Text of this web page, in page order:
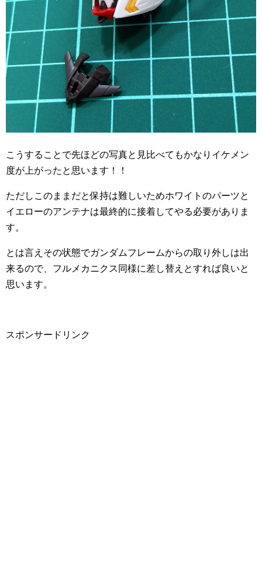
こうすることで先ほどの写真と見比べてもかなりイケメン
度が上がったと思います！！
ただしこのままだと保持は難しいためホワイトのパーツと
イエローのアンテナは最終的に接着してやる必要がありま
す。
とは言えその状態でガンダムフレームからの取り外しは出
来るので、フルメカニクス同様に差し替えとすれば良いと
思います。
スポンサードリンク